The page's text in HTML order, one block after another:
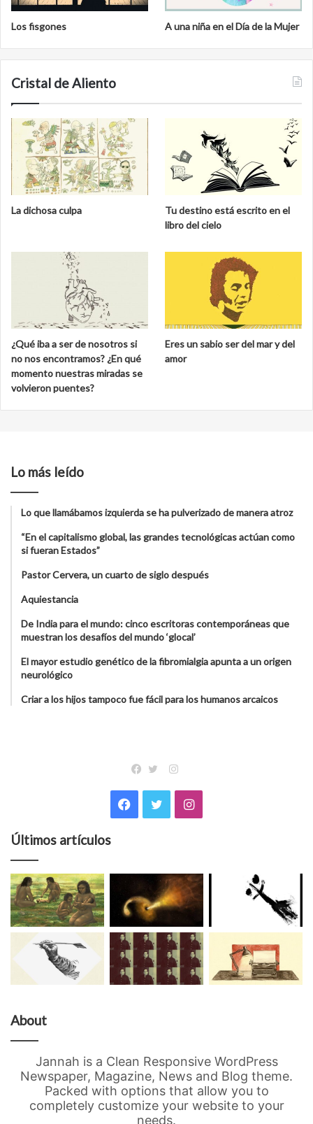
Los fisgones A una niña en el Día de la Mujer
Cristal de Aliento
La dichosa culpa
Tu destino está escrito en el
libro del cielo
¿Qué iba a ser de nosotros si
no nos encontramos? ¿En qué
momento nuestras miradas se
volvieron puentes?
Eres un sabio ser del mar y del
amor
Lo más leído
Lo que llamábamos izquierda se ha pulverizado de manera atroz
“En el capitalismo global, las grandes tecnológicas actúan como
si fueran Estados”
Pastor Cervera, un cuarto de siglo después
Aquiestancia
De India para el mundo: cinco escritoras contemporáneas que
muestran los desafíos del mundo ‘glocal’
El mayor estudio genético de la fibromialgia apunta a un origen
neurológico
Criar a los hijos tampoco fue fácil para los humanos arcaicos
Instagram
Facebook
TwitterInstagram
Últimos artículos
About
Jannah is a Clean Responsive WordPress
Newspaper, Magazine, News and Blog theme.
Packed with options that allow you to
completely customize your website to your
needs.